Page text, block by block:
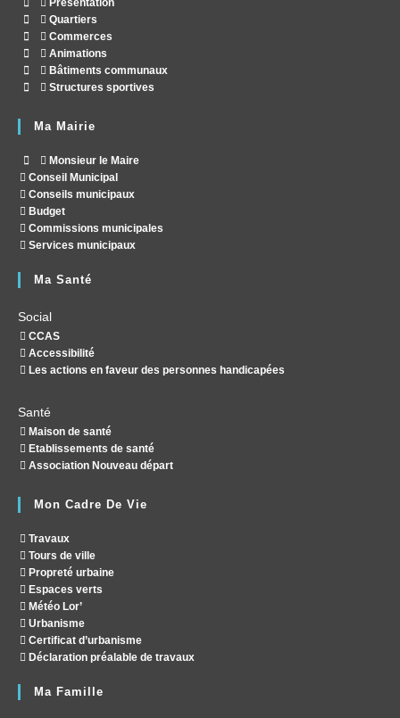
Présentation
Quartiers
Commerces
Animations
Bâtiments communaux
Structures sportives
Ma Mairie
Monsieur le Maire
Conseil Municipal
Conseils municipaux
Budget
Commissions municipales
Services municipaux
Ma Santé
Social
CCAS
Accessibilité
Les actions en faveur des personnes handicapées
Santé
Maison de santé
Etablissements de santé
Association Nouveau départ
Mon Cadre De Vie
Travaux
Tours de ville
Propreté urbaine
Espaces verts
Météo Lor’
Urbanisme
Certificat d’urbanisme
Déclaration préalable de travaux
Ma Famille